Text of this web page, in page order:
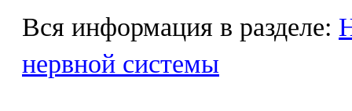
Вся информация в разделе:
нервной системы